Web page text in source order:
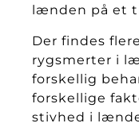
lænden på et
Der findes
rygsmerter i
forskellig
forskellige
stivhed i